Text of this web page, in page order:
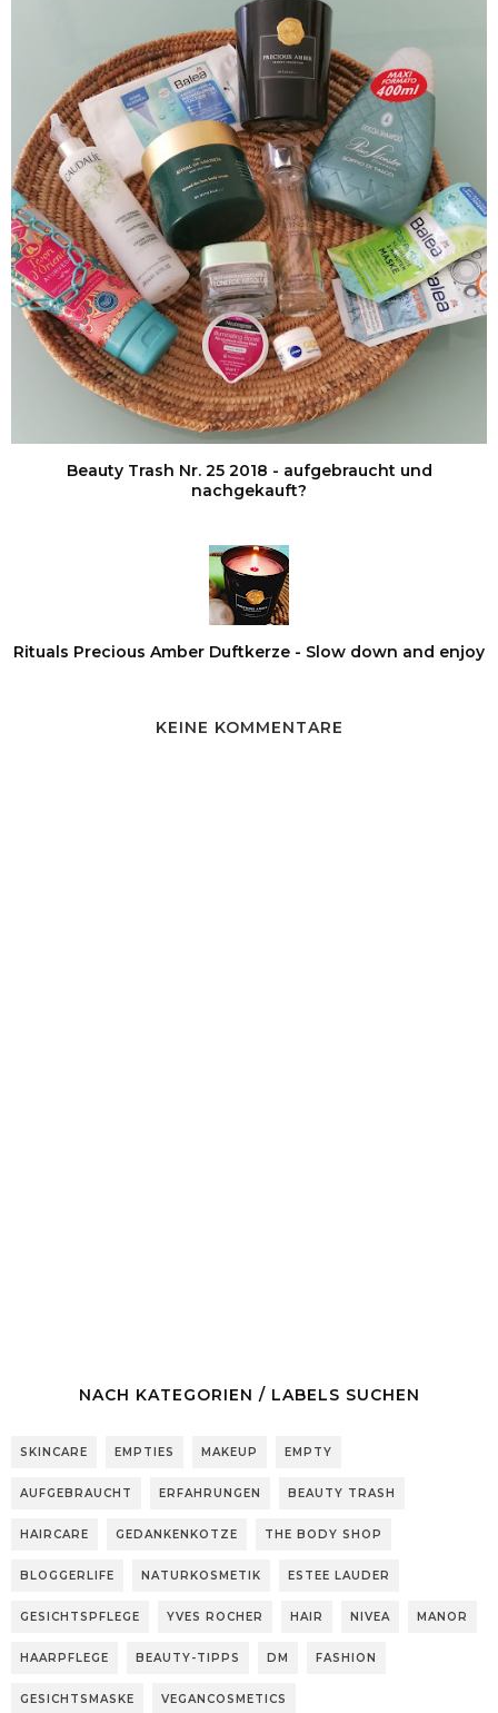
Beauty Trash Nr. 25 2018 - aufgebraucht und
nachgekauft?
Rituals Precious Amber Duftkerze - Slow down and enjoy
KEINE KOMMENTARE
NACH KATEGORIEN / LABELS SUCHEN
SKINCARE EMPTIES MAKEUP EMPTY
AUFGEBRAUCHT ERFAHRUNGEN BEAUTY TRASH
HAIRCARE GEDANKENKOTZE THE BODY SHOP
BLOGGERLIFE NATURKOSMETIK ESTEE LAUDER
GESICHTSPFLEGE YVES ROCHER HAIR NIVEA MANOR
HAARPFLEGE BEAUTY-TIPPS DM FASHION
GESICHTSMASKE VEGANCOSMETICS